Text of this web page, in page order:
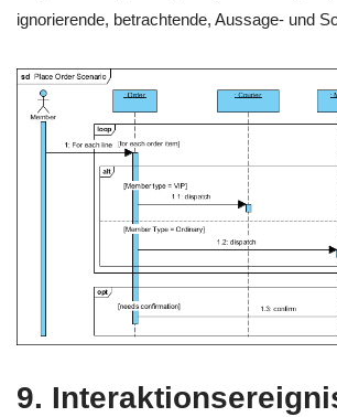
ignorierende, betrachtende, Aussage- und
9.